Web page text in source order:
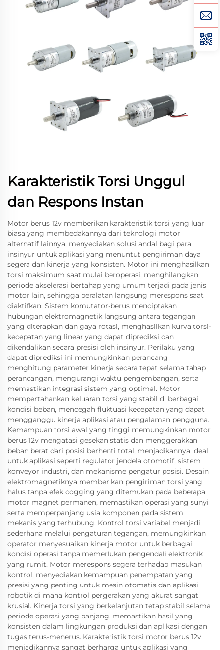
Karakteristik Torsi Unggul
dan Respons Instan
Motor berus 12v memberikan karakteristik torsi yang luar
biasa yang membedakannya dari teknologi motor
alternatif lainnya, menyediakan solusi andal bagi para
insinyur untuk aplikasi yang menuntut pengiriman daya
segera dan kinerja yang konsisten. Motor ini menghasilkan
torsi maksimum saat mulai beroperasi, menghilangkan
periode akselerasi bertahap yang umum terjadi pada jenis
motor lain, sehingga peralatan langsung merespons saat
diaktifkan. Sistem komutator-berus menciptakan
hubungan elektromagnetik langsung antara tegangan
yang diterapkan dan gaya rotasi, menghasilkan kurva torsi-
kecepatan yang linear yang dapat diprediksi dan
dikendalikan secara presisi oleh insinyur. Perilaku yang
dapat diprediksi ini memungkinkan perancang
menghitung parameter kinerja secara tepat selama tahap
perancangan, mengurangi waktu pengembangan, serta
memastikan integrasi sistem yang optimal. Motor
mempertahankan keluaran torsi yang stabil di berbagai
kondisi beban, mencegah fluktuasi kecepatan yang dapat
mengganggu kinerja aplikasi atau pengalaman pengguna.
Kemampuan torsi awal yang tinggi memungkinkan motor
berus 12v mengatasi gesekan statis dan menggerakkan
beban berat dari posisi berhenti total, menjadikannya ideal
untuk aplikasi seperti regulator jendela otomotif, sistem
konveyor industri, dan mekanisme pengatur posisi. Desain
elektromagnetiknya memberikan pengiriman torsi yang
halus tanpa efek cogging yang ditemukan pada beberapa
motor magnet permanen, memastikan operasi yang sunyi
serta memperpanjang usia komponen pada sistem
mekanis yang terhubung. Kontrol torsi variabel menjadi
sederhana melalui pengaturan tegangan, memungkinkan
operator menyesuaikan kinerja motor untuk berbagai
kondisi operasi tanpa memerlukan pengendali elektronik
yang rumit. Motor merespons segera terhadap masukan
kontrol, menyediakan kemampuan penempatan yang
presisi yang penting untuk mesin otomatis dan aplikasi
robotik di mana kontrol pergerakan yang akurat sangat
krusial. Kinerja torsi yang berkelanjutan tetap stabil selama
periode operasi yang panjang, memastikan hasil yang
konsisten dalam lingkungan produksi dan aplikasi dengan
tugas terus-menerus. Karakteristik torsi motor berus 12v
menjadikannya sangat berharga untuk aplikasi yang